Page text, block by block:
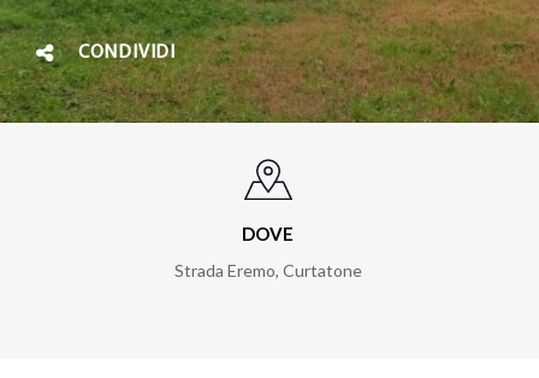
CONDIVIDI
DOVE
Strada Eremo, Curtatone